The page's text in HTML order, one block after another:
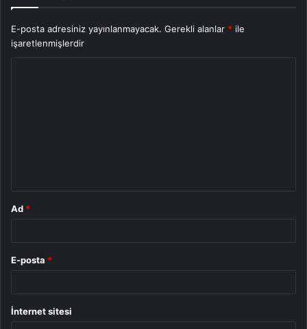
E-posta adresiniz yayınlanmayacak. Gerekli alanlar * ile
işaretlenmişlerdir
Ad *
E-posta *
İnternet sitesi